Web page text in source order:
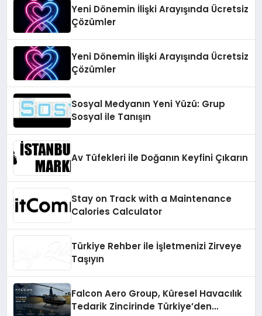
Yeni Dönemin İlişki Arayışında Ücretsiz
Çözümler
Yeni Dönemin İlişki Arayışında Ücretsiz
Çözümler
Sosyal Medyanın Yeni Yüzü: Grup
Sosyal ile Tanışın
Av Tüfekleri ile Doğanın Keyfini Çıkarın
Stay on Track with a Maintenance
Calories Calculator
Türkiye Rehber ile İşletmenizi Zirveye
Taşıyın
Falcon Aero Group, Küresel Havacılık
Tedarik Zincirinde Türkiye’den